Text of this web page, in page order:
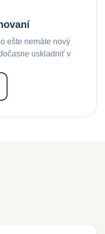
ešte nemáte nový
uskladniť v